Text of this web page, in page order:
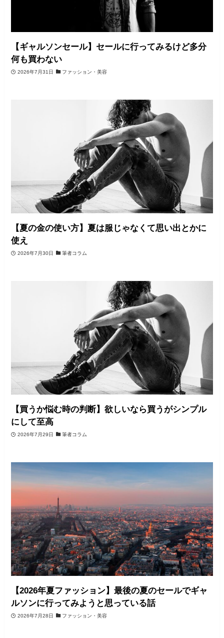
【ギャルソンセール】セールに行ってみるけど多分
何も買わない
2026年7月31日 ファッション・美容
【夏の金の使い方】夏は服じゃなくて思い出とかに
使え
2026年7月30日 筆者コラム
【買うか悩む時の判断】欲しいなら買うがシンプル
にして至高
2026年7月29日 筆者コラム
【2026年夏ファッション】最後の夏のセールでギャ
ルソンに行ってみようと思っている話
2026年7月28日 ファッション・美容